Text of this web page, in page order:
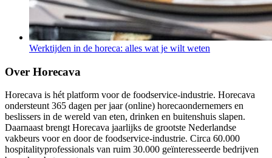
Werktijden in de horeca: alles wat je wilt weten
Over Horecava
Horecava is hét platform voor de foodservice-industrie. Horecava
ondersteunt 365 dagen per jaar (online) horecaondernemers en
beslissers in de wereld van eten, drinken en buitenshuis slapen.
Daarnaast brengt Horecava jaarlijks de grootste Nederlandse
vakbeurs voor en door de foodservice-industrie. Circa 60.000
hospitalityprofessionals van ruim 30.000 geïnteresseerde bedrijven